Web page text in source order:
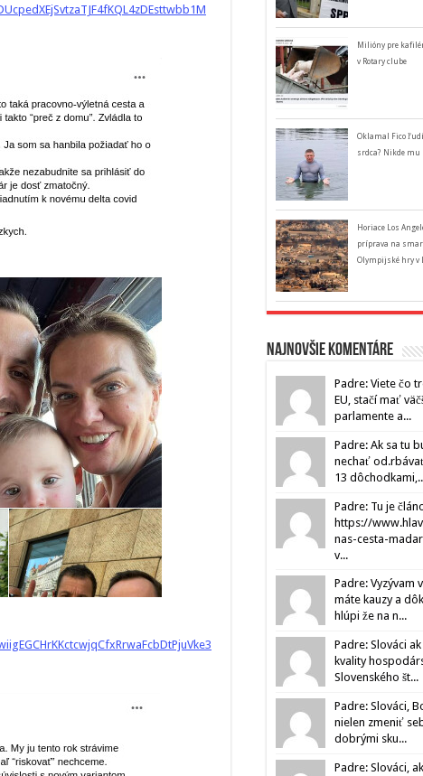
Milióny pre
v Rotary clube
Oklamal Fico
srdca? Nikde
Horiace Los
príprava na
Olympijské hry v
Najnovšie komentáre
Padre: Viete čo
EU, stačí mať
parlamente a...
Padre: Ak sa tu
nechať
13
Padre: Tu je
https://
nas-cesta-
v...
Padre: Vyzývam
máte kauzy a
hlúpi že na n...
Padre: Slováci
kvality
Slovenského št...
Padre: Slováci,
nielen zmeniť
dobrými sku...
Padre: Slováci,